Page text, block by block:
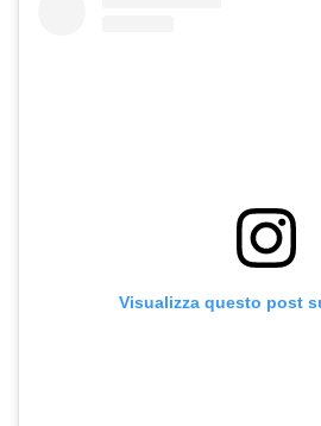
Visualizza questo post